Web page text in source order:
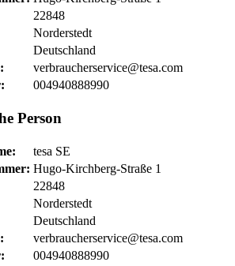
22848
Norderstedt
Deutschland
verbraucherservice@tesa.com
004940888990
Person
tesa SE
Hugo-Kirchberg-Straße 1
22848
Norderstedt
Deutschland
verbraucherservice@tesa.com
004940888990